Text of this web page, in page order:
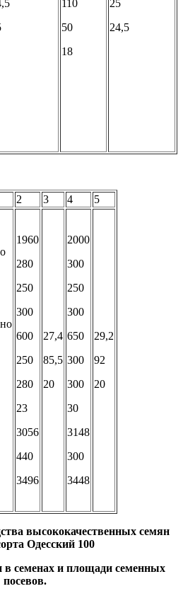
110
50
18
25
24,5
2 3 4 5
1960
280
250
300
600
250
280
23
3056
440
3496
27,4
85,5
20
2000
300
250
300
650
300
300
30
3148
300
3448
29,2
92
20
высококачественных семян
Одесский 100
в семенах и площади семенных
посевов.